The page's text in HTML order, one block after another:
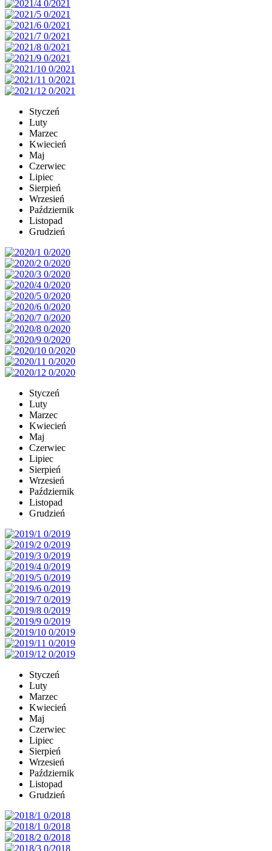
Styczeń
Luty
Marzec
Kwiecień
Maj
Czerwiec
Lipiec
Sierpień
Wrzesień
Październik
Listopad
Grudzień
Styczeń
Luty
Marzec
Kwiecień
Maj
Czerwiec
Lipiec
Sierpień
Wrzesień
Październik
Listopad
Grudzień
Styczeń
Luty
Marzec
Kwiecień
Maj
Czerwiec
Lipiec
Sierpień
Wrzesień
Październik
Listopad
Grudzień